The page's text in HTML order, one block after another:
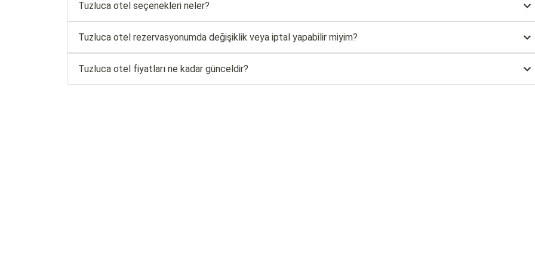
Tuzluca otel seçenekleri neler?
Tuzluca otel rezervasyonumda değişiklik veya iptal yapabilir miyim?
Tuzluca otel fiyatları ne kadar günceldir?